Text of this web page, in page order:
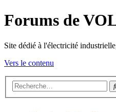
Forums de
Site dédié à l'électricité
Vers le contenu